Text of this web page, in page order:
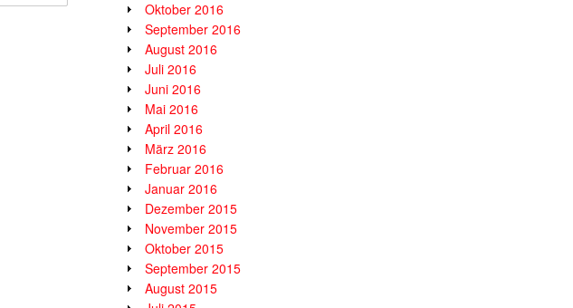
Oktober 2016
September 2016
August 2016
Juli 2016
Juni 2016
Mai 2016
April 2016
März 2016
Februar 2016
Januar 2016
Dezember 2015
November 2015
Oktober 2015
September 2015
August 2015